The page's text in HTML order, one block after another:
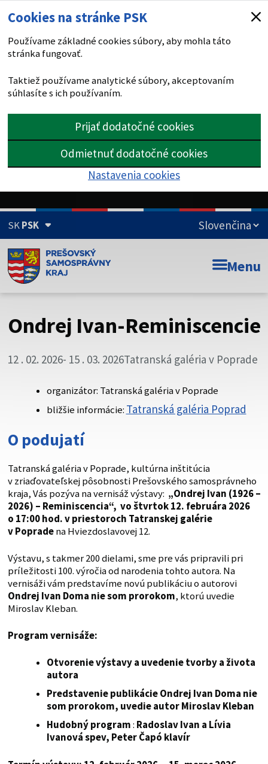
Cookies na stránke PSK
Používame základné cookies súbory, aby mohla táto
stránka fungovať.
Taktiež používame analytické súbory, akceptovaním
súhlasíte s ich používaním.
Prijať dodatočné cookies
Odmietnuť dodatočné cookies
Nastavenia cookies
SKPSK
Doména psk.sk je oficiálna
Toto je oficiálna webová stránka Prešovského
Táto stránka je zabezpečená
Buďte pozorní a vždy sa uistite, že zdieľate informácie iba
vždy začína https:// pred názvom domény webového sídla.
Menu
Ondrej Ivan-Reminiscencie
12 . 02. 2026- 15 . 03. 2026Tatranská galéria v Poprade
organizátor: Tatranská galéria v Poprade
bližšie informácie: Tatranská galéria Poprad
O podujatí
Tatranská galéria v Poprade, kultúrna inštitúcia
v zriaďovateľskej pôsobnosti Prešovského samosprávneho
kraja, Vás pozýva na vernisáž výstavy: „Ondrej Ivan (1926 –
2026) – Reminiscencia“, vo štvrtok 12. februára 2026
o 17:00 hod. v priestoroch Tatranskej galérie
v Popradena Hviezdoslavovej 12.
Výstavu, s takmer 200 dielami, sme pre vás pripravili pri
príležitosti 100. výročia od narodenia tohto autora. Na
vernisáži vám predstavíme novú publikáciu o autorovi
Ondrej Ivan Doma nie som prorokom, ktorú uvedie
Miroslav Kleban.
Program vernisáže:
Otvorenie výstavy a uvedenie tvorby a života
autora
Predstavenie publikácie Ondrej Ivan Doma nie
som prorokom, uvedie autor Miroslav Kleban
Hudobný program: Radoslav Ivan a Lívia
Ivanová spev, Peter Čapó klavír